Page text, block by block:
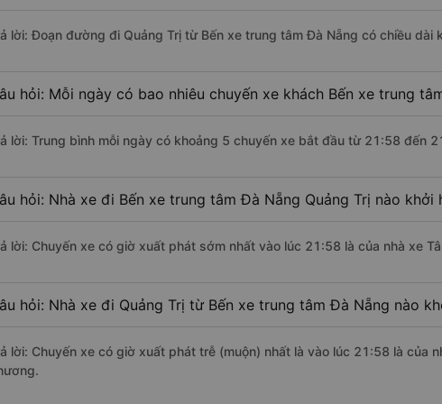
lời: Đoạn đường đi Quảng Trị từ Bến xe trung tâm Đà Nẵng có chiều dài
hỏi: Mỗi ngày có bao nhiêu chuyến xe khách Bến xe trung
lời: Trung bình mỗi ngày có khoảng 5 chuyến xe bắt đầu từ 21:58 đến
hỏi: Nhà xe đi Bến xe trung tâm Đà Nẵng Quảng Trị nào khởi
lời: Chuyến xe có giờ xuất phát sớm nhất vào lúc 21:58 là của nhà xe
hỏi: Nhà xe đi Quảng Trị từ Bến xe trung tâm Đà Nẵng nào
lời: Chuyến xe có giờ xuất phát trễ (muộn) nhất là vào lúc 21:58 là của